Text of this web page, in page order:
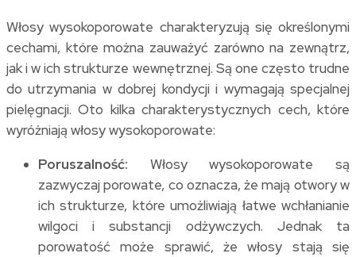
Włosy wysokoporowate charakteryzują się określonymi
cechami, które można zauważyć zarówno na zewnątrz,
jak i w ich strukturze wewnętrznej. Są one często trudne
do utrzymania w dobrej kondycji i wymagają specjalnej
pielęgnacji. Oto kilka charakterystycznych cech, które
wyróżniają włosy wysokoporowate:
Poruszalność: Włosy wysokoporowate są
zazwyczaj porowate, co oznacza, że mają otwory w
ich strukturze, które umożliwiają łatwe wchłanianie
wilgoci i substancji odżywczych. Jednak ta
porowatość może sprawić, że włosy stają się